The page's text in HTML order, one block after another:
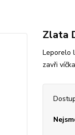
Zlata
Leporelo
zavři